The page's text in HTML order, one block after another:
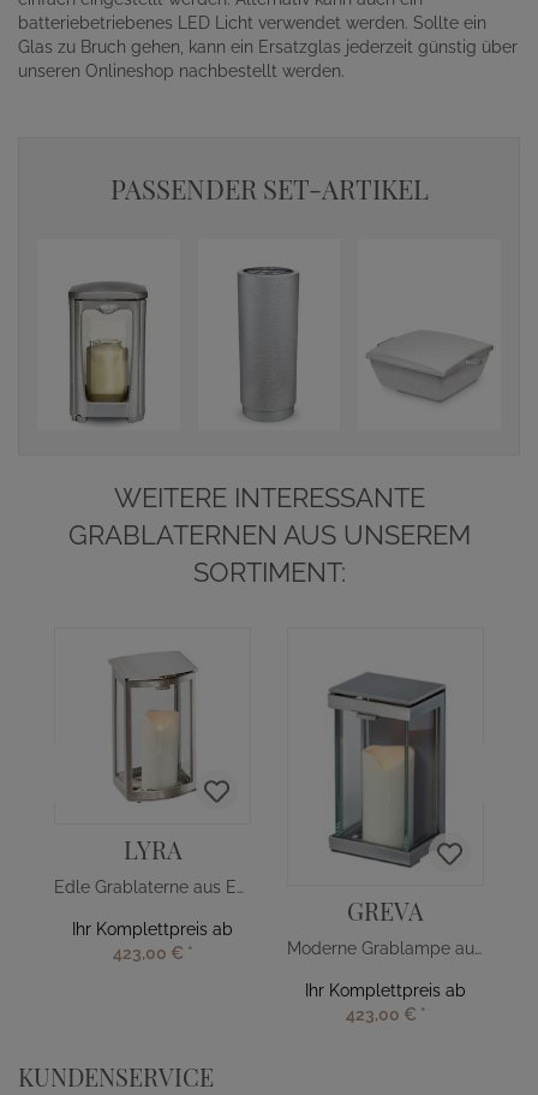
batteriebetriebenes LED Licht verwendet werden. Sollte ein
Glas zu Bruch gehen, kann ein Ersatzglas jederzeit günstig über
unseren Onlineshop nachbestellt werden.
PASSENDER SET-ARTIKEL
WEITERE INTERESSANTE
GRABLATERNEN AUS UNSEREM
SORTIMENT:
LYRA
Edle Grablaterne aus Edelstahl
Ihr Komplettpreis ab
423,00 € *
GREVA
Moderne Grablampe aus Aluminium
Ihr Komplettpreis ab
423,00 € *
KUNDENSERVICE